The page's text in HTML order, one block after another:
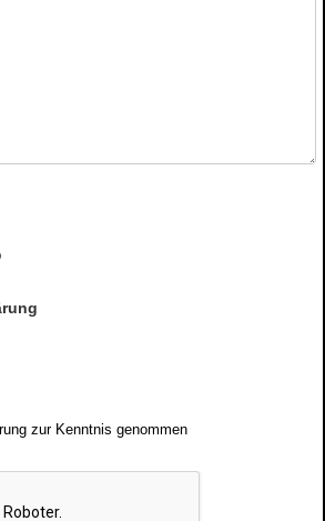
zur Kenntnis genommen